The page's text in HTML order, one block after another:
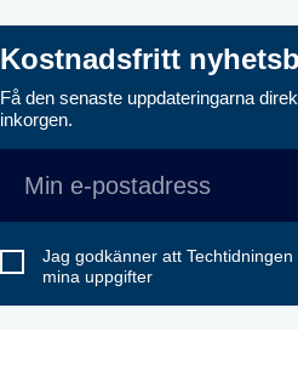
Kostnadsfritt
Få den senaste uppdateringarna
inkorgen.
Jag godkänner att Techtidningen
mina uppgifter